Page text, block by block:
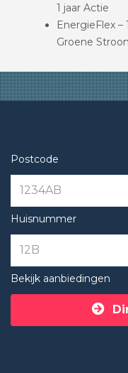
1 jaar Actie
EnergieFlex –
Groene
Postcode
Huisnummer
Bekijk aanbiedingen